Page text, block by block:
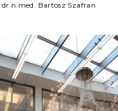
dr n.med. Bartosz Szafran